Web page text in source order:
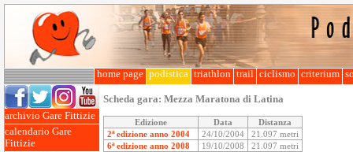
home page podistica triathlon trail ciclismo criterium
archivio Gare Fittizie
calendario Gare
Fittizie
Scheda gara: Mezza Maratona di Latina
Edizione Data
Distanza
2ª edizione anno 2004
24/10/2004
21.097 metri
6ª edizione anno 2008
19/10/2008
21.097 metri